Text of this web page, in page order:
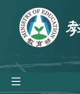
跳到主要內容區塊